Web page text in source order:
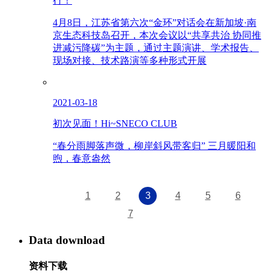
4月8日，江苏省第六次“金环”对话会在新加坡·南
京生态科技岛召开，本次会议以“共享共治 协同推
进减污降碳”为主题，通过主题演讲、学术报告、
现场对接、技术路演等多种形式开展
2021-03-18
初次见面！Hi~SNECO CLUB
“春分雨脚落声微，柳岸斜风带客归” 三月暖阳和
煦，春意盎然
1 2 3 4 5
6
7
Data download
资料下载